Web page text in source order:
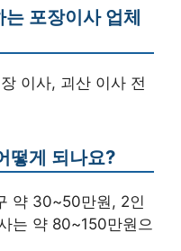
포장이사 업체
이사, 괴산 이사 전
떻게 되나요?
약 30~50만원, 2인
는 약 80~150만원으